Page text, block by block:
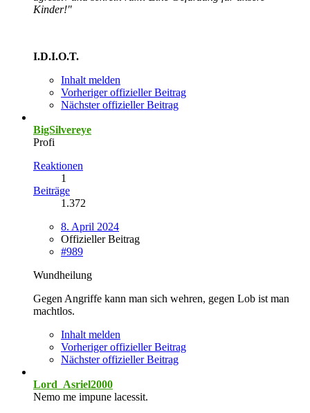
Kinder!"
I.D.I.O.T.
Inhalt melden
Vorheriger offizieller Beitrag
Nächster offizieller Beitrag
BigSilvereye
Profi
Reaktionen
1
Beiträge
1.372
8. April 2024
Offizieller Beitrag
#989
Wundheilung
Gegen Angriffe kann man sich wehren, gegen Lob ist man
machtlos.
Inhalt melden
Vorheriger offizieller Beitrag
Nächster offizieller Beitrag
Lord_Asriel2000
Nemo me impune lacessit.